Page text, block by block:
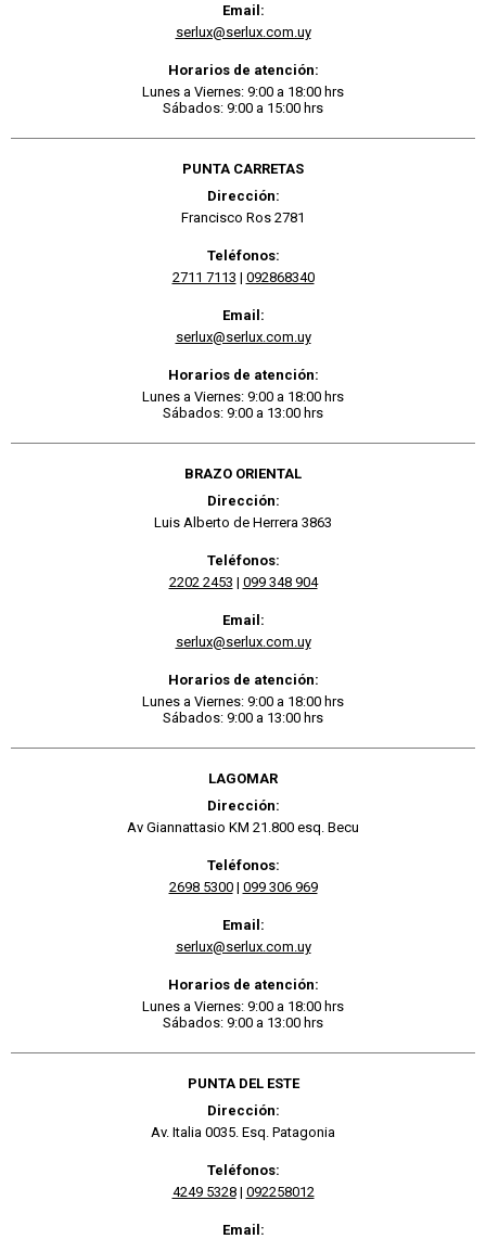
Email:
serlux@serlux.com.uy
Horarios de atención:
Lunes a Viernes: 9:00 a 18:00 hrs
Sábados: 9:00 a 15:00 hrs
PUNTA CARRETAS
Dirección:
Francisco Ros 2781
Teléfonos:
2711 7113 | 092868340
Email:
serlux@serlux.com.uy
Horarios de atención:
Lunes a Viernes: 9:00 a 18:00 hrs
Sábados: 9:00 a 13:00 hrs
BRAZO ORIENTAL
Dirección:
Luis Alberto de Herrera 3863
Teléfonos:
2202 2453 | 099 348 904
Email:
serlux@serlux.com.uy
Horarios de atención:
Lunes a Viernes: 9:00 a 18:00 hrs
Sábados: 9:00 a 13:00 hrs
LAGOMAR
Dirección:
Av Giannattasio KM 21.800 esq. Becu
Teléfonos:
2698 5300| 099 306 969
Email:
serlux@serlux.com.uy
Horarios de atención:
Lunes a Viernes: 9:00 a 18:00 hrs
Sábados: 9:00 a 13:00 hrs
PUNTA DEL ESTE
Dirección:
Av. Italia 0035. Esq. Patagonia
Teléfonos:
4249 5328| 092258012
Email: